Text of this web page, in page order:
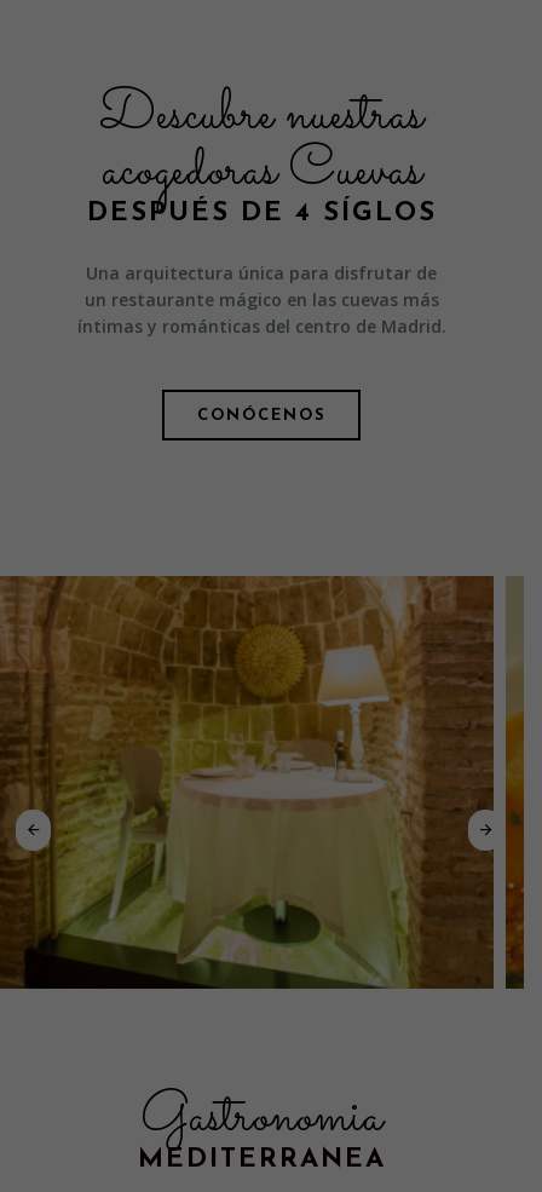
Descubre nuestras
acogedoras Cuevas
DESPUÉS DE 4 SÍGLOS
Una arquitectura única para disfrutar de
un restaurante mágico en las cuevas más
íntimas y románticas del centro de Madrid.
CONÓCENOS
Gastronomia
MEDITERRANEA